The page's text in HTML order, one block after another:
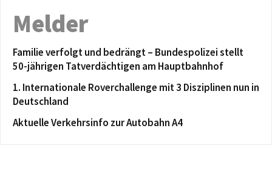
Melder
Familie verfolgt und bedrängt – Bundespolizei stellt
50-jährigen Tatverdächtigen am Hauptbahnhof
1. Internationale Roverchallenge mit 3 Disziplinen nun in
Deutschland
Aktuelle Verkehrsinfo zur Autobahn A4